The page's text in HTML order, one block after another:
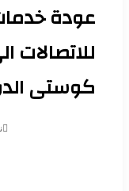
عودة
للاتصالات
كوستى